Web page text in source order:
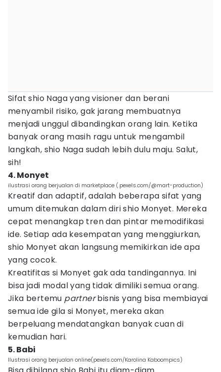
Sifat shio Naga yang visioner dan berani
menyambil risiko, gak jarang membuatnya
menjadi unggul dibandingkan orang lain. Ketika
banyak orang masih ragu untuk mengambil
langkah, shio Naga sudah lebih dulu maju. Salut,
sih!
4. Monyet
ilustrasi orang berjualan di marketplace (.pexels.com/@mart-production)
Kreatif dan adaptif, adalah beberapa sifat yang
umum ditemukan dalam diri shio Monyet. Mereka
cepat menangkap tren dan pintar memodifikasi
ide. Setiap ada kesempatan yang menggiurkan,
shio Monyet akan langsung memikirkan ide apa
yang cocok.
Kreatifitas si Monyet gak ada tandingannya. Ini
bisa jadi modal yang tidak dimiliki semua orang.
Jika bertemu partnerbisnis yang bisa membiayai
semua ide gila si Monyet, mereka akan
berpeluang mendatangkan banyak cuan di
kemudian hari.
5. Babi
Ilustrasi orang berjualan online(pexels.com/Karolina Kaboompics)